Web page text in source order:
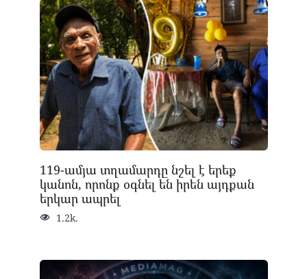
119-ամյա տղամարդը նշել է երեք
կանոն, որոնք օգնել են իրեն այդքան
երկար ապրել
1.2k.